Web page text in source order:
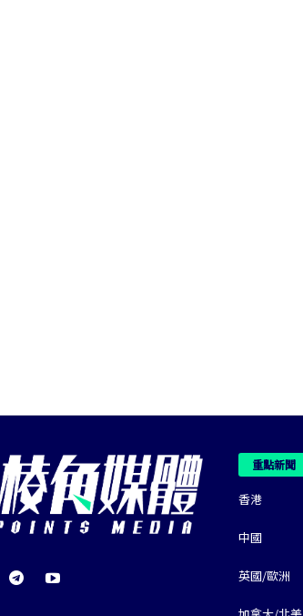
重點新聞
香港
中國
英國/歐洲